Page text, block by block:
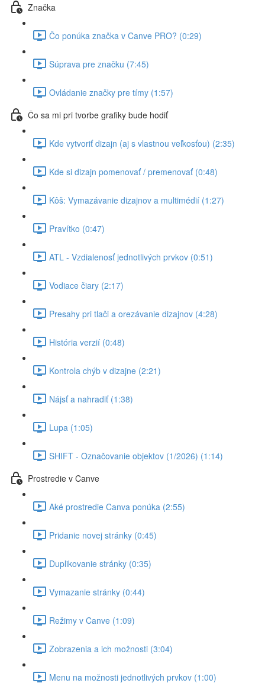
Značka
Čo ponúka značka v Canve PRO? (0:29)
Súprava pre značku (7:45)
Ovládanie značky pre tímy (1:57)
Čo sa mi pri tvorbe grafiky bude hodiť
Kde vytvoriť dizajn (aj s vlastnou veľkosťou) (2:35)
Kde si dizajn pomenovať / premenovať (0:48)
Kôš: Vymazávanie dizajnov a multimédií (1:27)
Pravítko (0:47)
ATL - Vzdialenosť jednotlivých prvkov (0:51)
Vodiace čiary (2:17)
Presahy pri tlači a orezávanie dizajnov (4:28)
História verzií (0:48)
Kontrola chýb v dizajne (2:21)
Nájsť a nahradiť (1:38)
Lupa (1:05)
SHIFT - Označovanie objektov (1/2026) (1:14)
Prostredie v Canve
Aké prostredie Canva ponúka (2:55)
Pridanie novej stránky (0:45)
Duplikovanie stránky (0:35)
Vymazanie stránky (0:44)
Režimy v Canve (1:09)
Zobrazenia a ich možnosti (3:04)
Menu na možnosti jednotlivých prvkov (1:00)